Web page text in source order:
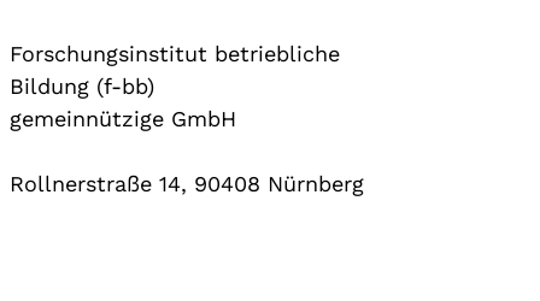
Forschungsinstitut betriebliche
Bildung (f-bb)
gemeinnützige GmbH
Rollnerstraße 14, 90408 Nürnberg